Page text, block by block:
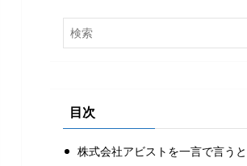
目次
株式会社アビストを一言で言うと